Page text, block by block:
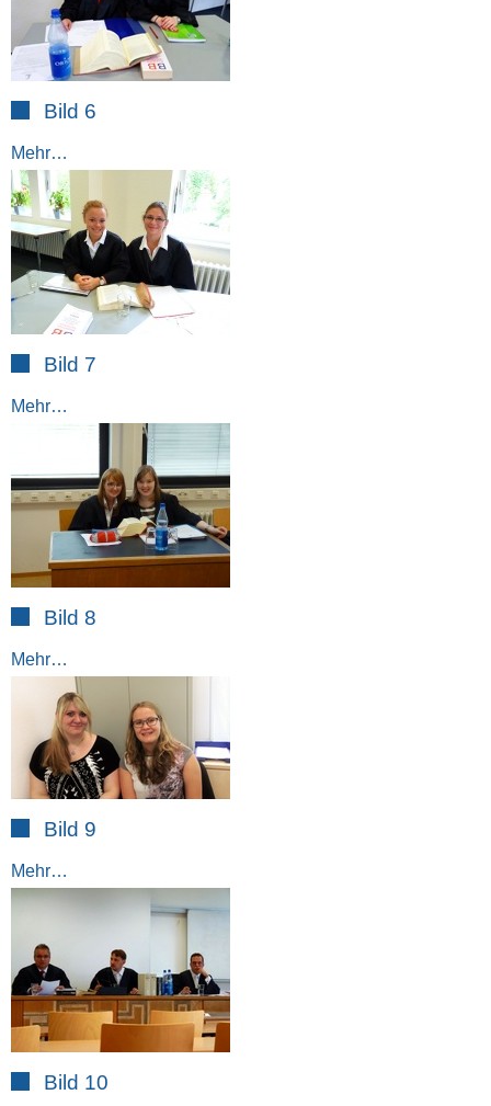
Bild 6
Mehr…
Bild 7
Mehr…
Bild 8
Mehr…
Bild 9
Mehr…
Bild 10